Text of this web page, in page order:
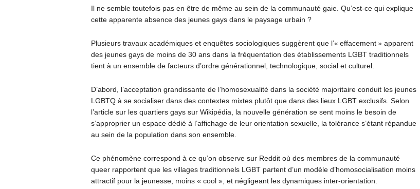
Il ne semble toutefois pas en être de même au sein de la communauté gaie. Qu’est-ce qui explique
cette apparente absence des jeunes gays dans le paysage urbain ?
Plusieurs travaux académiques et enquêtes sociologiques suggèrent que l’« effacement » apparent
des jeunes gays de moins de 30 ans dans la fréquentation des établissements LGBT traditionnels
tient à un ensemble de facteurs d’ordre générationnel, technologique, social et culturel.
D’abord, l’acceptation grandissante de l’homosexualité dans la société majoritaire conduit les jeunes
LGBTQ à se socialiser dans des contextes mixtes plutôt que dans des lieux LGBT exclusifs. Selon
l’article sur les quartiers gays sur Wikipédia, la nouvelle génération se sent moins le besoin de
s’approprier un espace dédié à l’affichage de leur orientation sexuelle, la tolérance s’étant répandue
au sein de la population dans son ensemble.
Ce phénomène correspond à ce qu’on observe sur Reddit où des membres de la communauté
queer rapportent que les villages traditionnels LGBT partent d’un modèle d’homosocialisation moins
attractif pour la jeunesse, moins « cool », et négligeant les dynamiques inter-orientation.